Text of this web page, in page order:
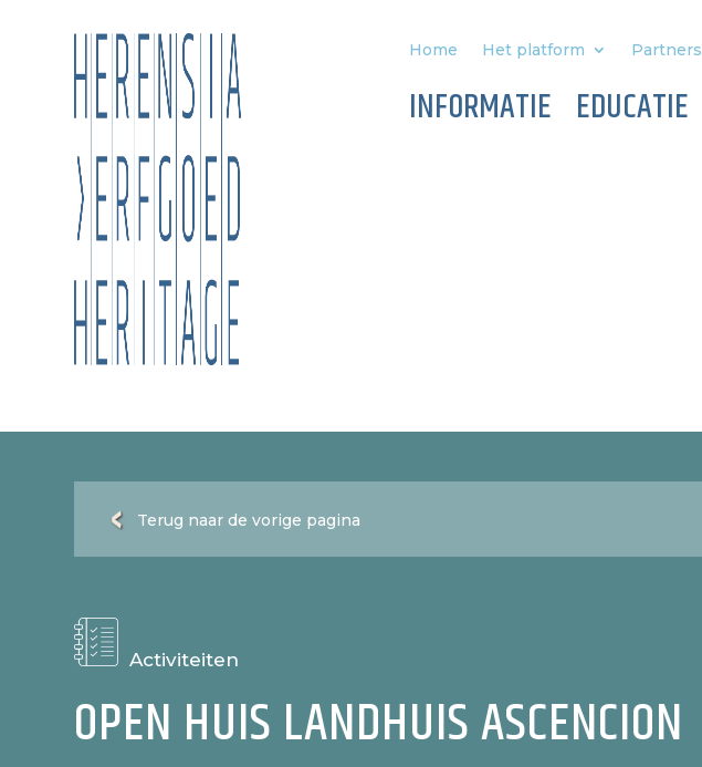
Home Het platform Partners
INFORMATIE EDUCATIE
Terug naar de vorige pagina
Activiteiten
OPEN HUIS LANDHUIS ASCENCION